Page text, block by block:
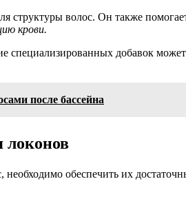
структуры волос. Он также
крови.
добавок
после бассейна
необходимо обеспечить их